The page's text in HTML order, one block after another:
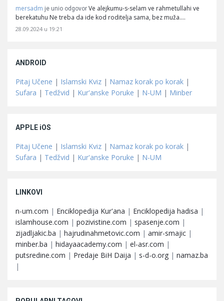
mersadm je unio odgovor Ve alejkumu-s-selam ve rahmetullahi ve
berekatuhu Ne treba da ide kod roditelja sama, bez muža.…
28.09.2024 u 19:21
ANDROID
Pitaj Učene | Islamski Kviz | Namaz korak po korak |
Sufara | Tedžvid | Kur'anske Poruke | N-UM | Minber
APPLE iOS
Pitaj Učene | Islamski Kviz | Namaz korak po korak |
Sufara | Tedžvid | Kur'anske Poruke | N-UM
LINKOVI
n-um.com | Enciklopedija Kur'ana | Enciklopedija hadisa |
islamhouse.com | pozivistine.com | spasenje.com |
zijadljakic.ba | hajrudinahmetovic.com | amir-smajic |
minber.ba | hidayaacademy.com | el-asr.com |
putsredine.com | Predaje BiH Daija | s-d-o.org | namaz.ba
|